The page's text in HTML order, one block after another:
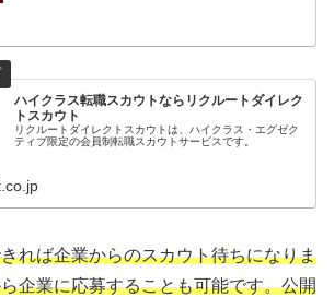
ハイクラス転職スカウトならリクルートダイレク
トスカウト
リクルートダイレクトスカウトは、ハイクラス・エグゼク
ティブ限定の会員制転職スカウトサービスです。
れば企業からのスカウト待ちになりま
企業に応募することも可能です。公開